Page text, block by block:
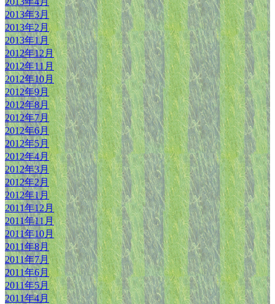
2013年3月
2013年2月
2013年1月
2012年12月
2012年11月
2012年10月
2012年9月
2012年8月
2012年7月
2012年6月
2012年5月
2012年4月
2012年3月
2012年2月
2012年1月
2011年12月
2011年11月
2011年10月
2011年8月
2011年7月
2011年6月
2011年5月
2011年4月